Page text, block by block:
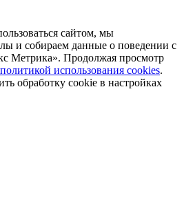
сайтом, мы
и собираем данные о поведении с
Метрика». Продолжая просмотр
политикой использования cookies.
обработку cookie в настройках